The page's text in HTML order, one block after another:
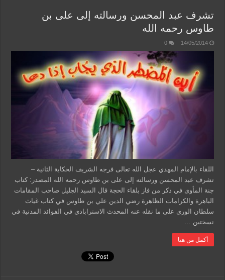
تشرف عبد المحسن ورسالته إلى على بن
طاوس رحمه الله
14/05/2014
0
اللقاء بالإمام المهدي عجل الله تعالى فرجه الشريف الحكاية الثانية –
تشرف عبد المحسن ورسالته إلى على بن طاوس رحمه الله المصدر: كتاب
جنة المأوى في ذكر من فاز بلقاء الحجة قال السيد الجليل صاحب المقامات
الباهرة والكرامات الظاهرة رضي الدين علي بن طاوس في كتاب غياث
سلطان الورى على ما نقله عنه المحدث الاسترابادي في الفوائد المدنية في
نسختين …
أكمل من هنا